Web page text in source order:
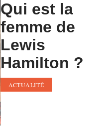
Qui est la
femme de
Lewis
Hamilton ?
ACTUALITÉ